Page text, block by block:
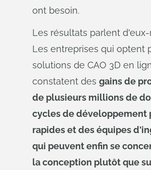
ont besoin.
Les résultats parlent
Les entreprises qui optent
solutions de CAO 3D en
constatent des gains de
de plusieurs millions de
cycles de développement
rapides et des équipes
qui peuvent enfin se
la conception plutôt que